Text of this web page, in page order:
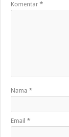
Komentar*
Nama*
Email*